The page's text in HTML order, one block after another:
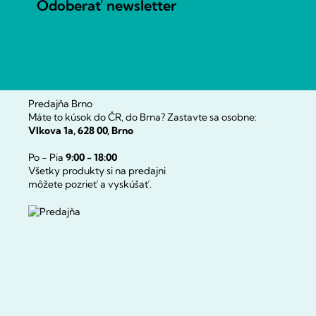
Odoberať newsletter
Predajňa Brno
Máte to kúsok do ČR, do Brna? Zastavte sa osobne:
Vlkova 1a, 628 00, Brno
Po - Pia 9:00 - 18:00
Všetky produkty si na predajni
môžete pozrieť a vyskúšať.